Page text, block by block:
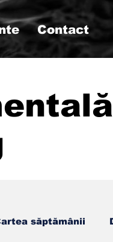
Contact
săptămânii